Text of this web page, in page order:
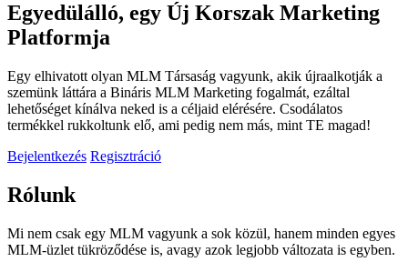
Egyedülálló, egy Új Korszak Marketing
Platformja
Egy elhivatott olyan MLM Társaság vagyunk, akik újraalkotják a
szemünk láttára a Bináris MLM Marketing fogalmát, ezáltal
lehetőséget kínálva neked is a céljaid elérésére. Csodálatos
termékkel rukkoltunk elő, ami pedig nem más, mint TE magad!
Bejelentkezés Regisztráció
Rólunk
Mi nem csak egy MLM vagyunk a sok közül, hanem minden egyes
MLM-üzlet tükröződése is, avagy azok legjobb változata is egyben.